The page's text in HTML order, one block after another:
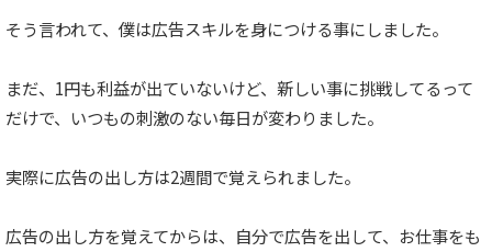
そう言われて、僕は広告スキルを身につける事にしました。
まだ、1円も利益が出ていないけど、新しい事に挑戦してるって
だけで、いつもの刺激のない毎日が変わりました。
実際に広告の出し方は2週間で覚えられました。
広告の出し方を覚えてからは、自分で広告を出して、お仕事をも